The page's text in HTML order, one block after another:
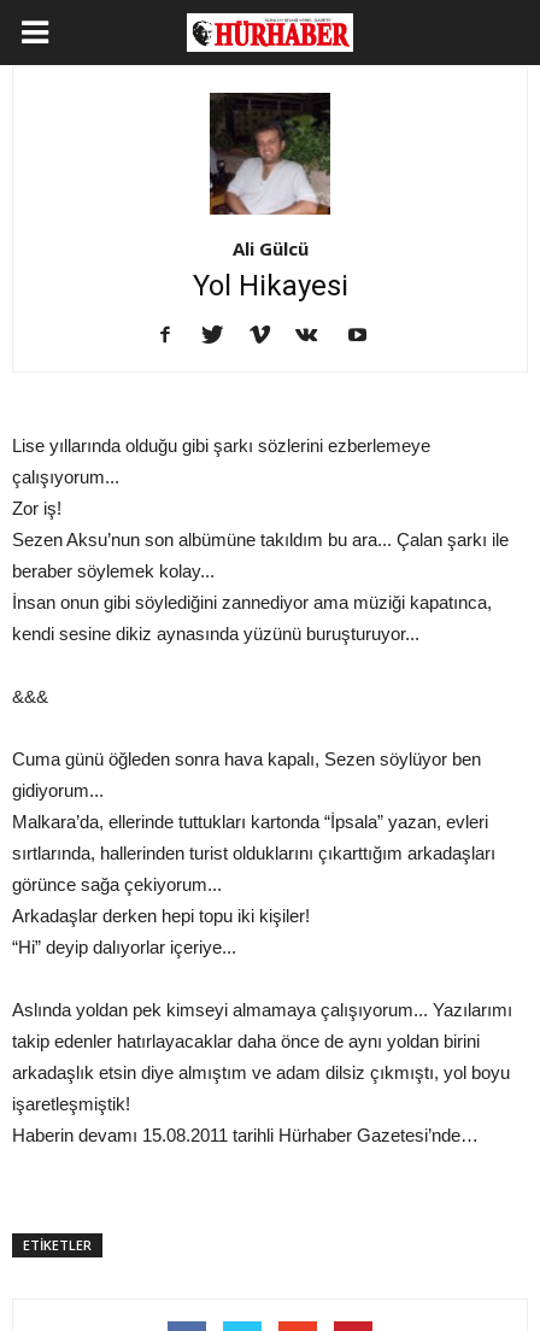
Ali Gülcü
Yol Hikayesi
Lise yıllarında olduğu gibi şarkı sözlerini ezberlemeye
çalışıyorum...
Zor iş!
Sezen Aksu’nun son albümüne takıldım bu ara... Çalan şarkı ile
beraber söylemek kolay...
İnsan onun gibi söylediğini zannediyor ama müziği kapatınca,
kendi sesine dikiz aynasında yüzünü buruşturuyor...
&&&
Cuma günü öğleden sonra hava kapalı, Sezen söylüyor ben
gidiyorum...
Malkara’da, ellerinde tuttukları kartonda “İpsala” yazan, evleri
sırtlarında, hallerinden turist olduklarını çıkarttığım arkadaşları
görünce sağa çekiyorum...
Arkadaşlar derken hepi topu iki kişiler!
“Hi” deyip dalıyorlar içeriye...
Aslında yoldan pek kimseyi almamaya çalışıyorum... Yazılarımı
takip edenler hatırlayacaklar daha önce de aynı yoldan birini
arkadaşlık etsin diye almıştım ve adam dilsiz çıkmıştı, yol boyu
işaretleşmiştik!
Haberin devamı 15.08.2011 tarihli Hürhaber Gazetesi’nde…
ETİKETLER